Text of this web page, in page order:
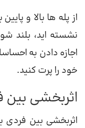
از پله ها بالا و
نشسته اید، بلند
اجازه دادن به
خود را پرت کنید.
اثربخشی بین
اثربخشی بین فردی